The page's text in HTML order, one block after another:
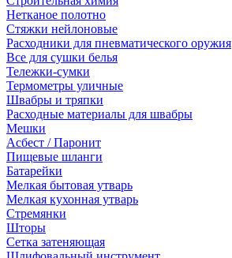
Нетканое полотно
Стяжки нейлоновые
Расходники для пневматического оружия
Все для сушки белья
Тележки-сумки
Термометры уличные
Швабры и тряпки
Расходные материалы для швабры
Мешки
Асбест / Паронит
Пищевые шланги
Батарейки
Мелкая бытовая утварь
Мелкая кухонная утварь
Стремянки
Шторы
Сетка затеняющая